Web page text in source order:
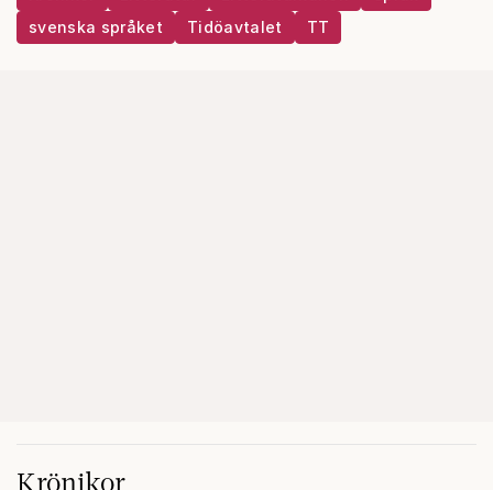
svenska språket
Tidöavtalet TT
Krönikor